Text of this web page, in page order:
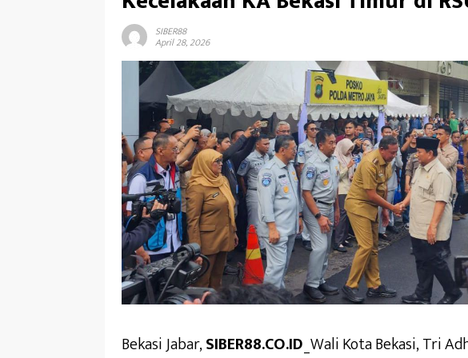
SIBER88
April 28, 2026
Bekasi Jabar,SIBER88.CO.ID _Wali Kota Bekasi, Tri